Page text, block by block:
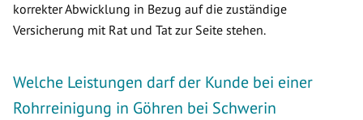
korrekter Abwicklung in Bezug auf die zuständige
Versicherung mit Rat und Tat zur Seite stehen.
Welche Leistungen darf der Kunde bei einer
Rohrreinigung in Göhren bei Schwerin